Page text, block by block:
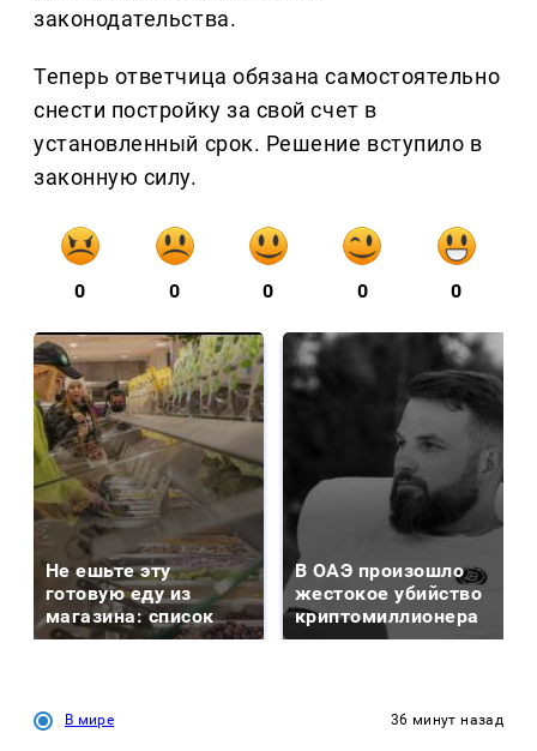
законодательства.
Теперь ответчица обязана самостоятельно
снести постройку за свой счет в
установленный срок. Решение вступило в
законную силу.
0 0 0 0 0
Не ешьте эту
готовую еду из
магазина: список
В ОАЭ произошло
жестокое убийство
криптомиллионера
В мире 36 минут назад